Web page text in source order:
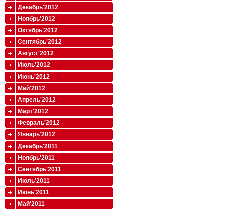
Декабрь'2012
Ноябрь'2012
Октябрь'2012
Сентябрь'2012
Август'2012
Июль'2012
Июнь'2012
Май'2012
Апрель'2012
Март'2012
Февраль'2012
Январь'2012
Декабрь'2011
Ноябрь'2011
Сентябрь'2011
Июль'2011
Июнь'2011
Май'2011